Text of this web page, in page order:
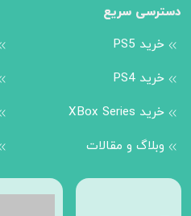
دسترسی سریع
خرید PS5
خرید PS4
خرید XBox Series
وبلاگ و مقالات